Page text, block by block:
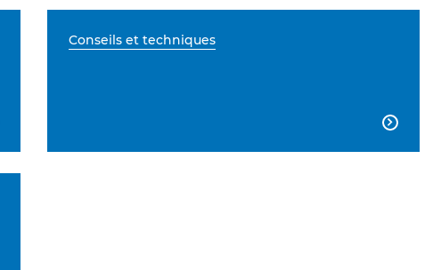
Conseils et techniques
